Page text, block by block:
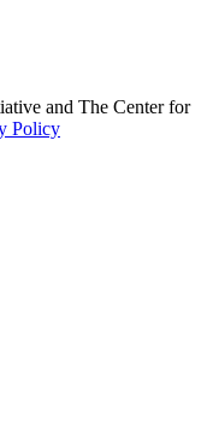
and The Center for
Policy